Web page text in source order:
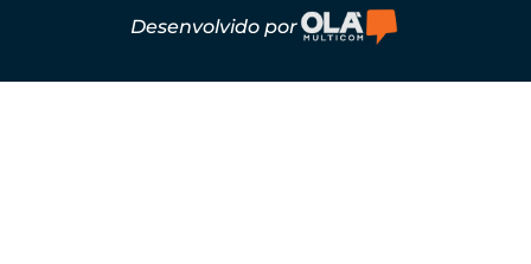
Desenvolvido por